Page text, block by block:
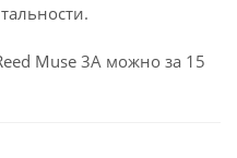
Muse 3A можно за 15